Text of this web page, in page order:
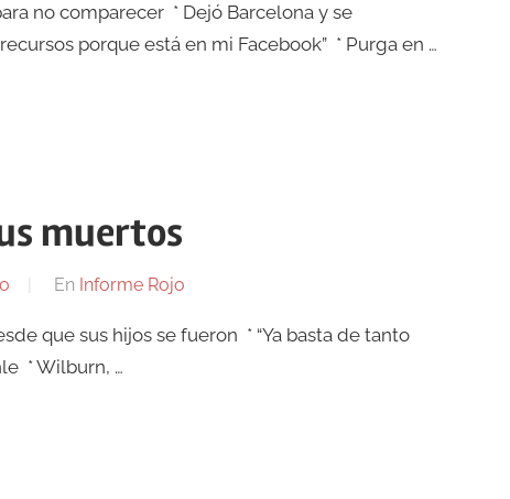
no comparecer * Dejó Barcelona y se
porque está en mi Facebook” * Purga en …
muertos
En Informe Rojo
que sus hijos se fueron * “Ya basta de tanto
* Wilburn, …